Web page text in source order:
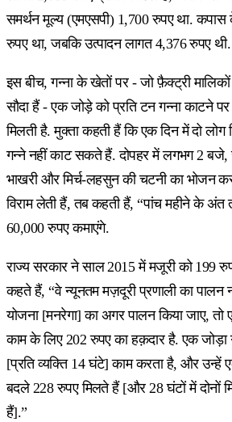
समर्थन मूल्य (एमएसपी) 1,700 रुपए था. कपास
रुपए था, जबकि उत्पादन लागत 4,376 रुपए थी.
इस बीच, गन्ना के खेतों पर - जो फ़ैक्ट्री
सौदा हैं - एक जोड़े को प्रति टन गन्ना काटने
मिलती है. मुक्ता कहती हैं कि एक दिन में दो
गन्ने नहीं काट सकते हैं. दोपहर में लगभग 2 बजे,
भाखरी और मिर्च-लहसुन की चटनी का भोजन
विराम लेती हैं, तब कहती हैं, “पांच महीने के
60,000 रुपए कमाएंगे.
राज्य सरकार ने साल 2015 में मजूरी को 199
कहते हैं, “वे न्यूनतम मज़दूरी प्रणाली का पालन
योजना [मनरेगा] का अगर पालन किया जाए,
काम के लिए 202 रुपए का हक़दार है. एक
[प्रति व्यक्ति 14 घंटे] काम करता है, और उन्हें
बदले 228 रुपए मिलते हैं [और 28 घंटों में दोनों
हैं].”